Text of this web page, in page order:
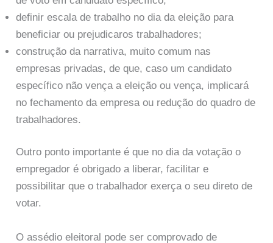
definir escala de trabalho no dia da eleição para
beneficiar ou prejudicaros trabalhadores;
construção da narrativa, muito comum nas
empresas privadas, de que, caso um candidato
específico não vença a eleição ou vença, implicará
no fechamento da empresa ou redução do quadro de
trabalhadores.
Outro ponto importante é que no dia da votação o
empregador é obrigado a liberar, facilitar e
possibilitar que o trabalhador exerça o seu direto de
votar.
O assédio eleitoral pode ser comprovado de